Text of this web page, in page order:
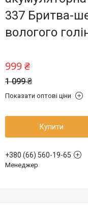
337 Бритва-
вологого
1 099 ₴
999 ₴
Показати оптові ціни
Купити
+380 (66) 560-19-65
Менеджер